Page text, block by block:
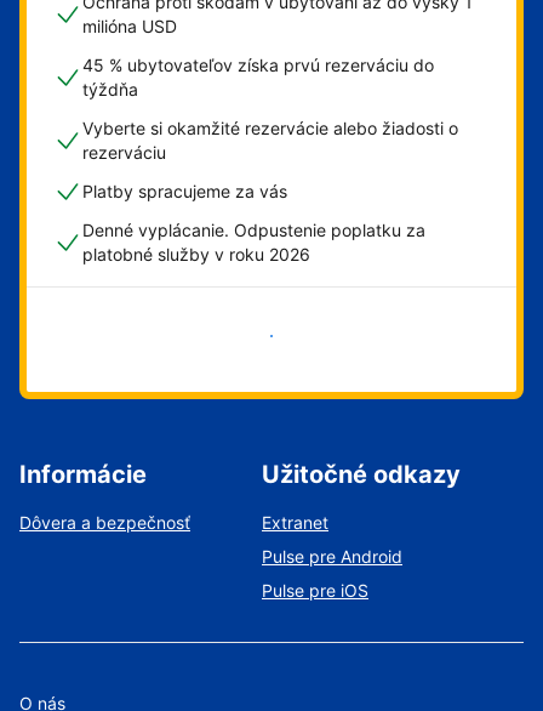
milióna USD
45 % ubytovateľov získa prvú rezerváciu do
týždňa
Vyberte si okamžité rezervácie alebo žiadosti o
rezerváciu
Platby spracujeme za vás
Denné vyplácanie. Odpustenie poplatku za
platobné služby v roku 2026
Informácie
Dôvera a bezpečnosť
Užitočné odkazy
Extranet
Pulse pre Android
Pulse pre iOS
O nás